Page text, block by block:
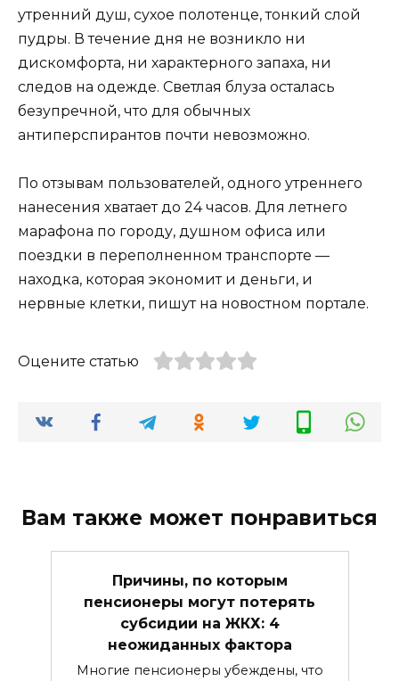
утренний душ, сухое полотенце, тонкий слой
пудры. В течение дня не возникло ни
дискомфорта, ни характерного запаха, ни
следов на одежде. Светлая блуза осталась
безупречной, что для обычных
антиперспирантов почти невозможно.
По отзывам пользователей, одного утреннего
нанесения хватает до 24 часов. Для летнего
марафона по городу, душном офиса или
поездки в переполненном транспорте —
находка, которая экономит и деньги, и
нервные клетки, пишут на новостном портале.
Оцените статью
Вам также может понравиться
Причины, по которым
пенсионеры могут потерять
субсидии на ЖКХ: 4
неожиданных фактора
Многие пенсионеры убеждены, что